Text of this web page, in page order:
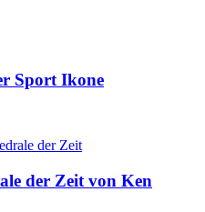
Sport Ikone
der Zeit von Ken